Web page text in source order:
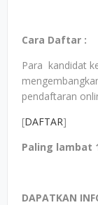
Cara Daftar :
Para kandidat
pendaftaran
[DAFTAR]
Paling lambat
DAPATKAN